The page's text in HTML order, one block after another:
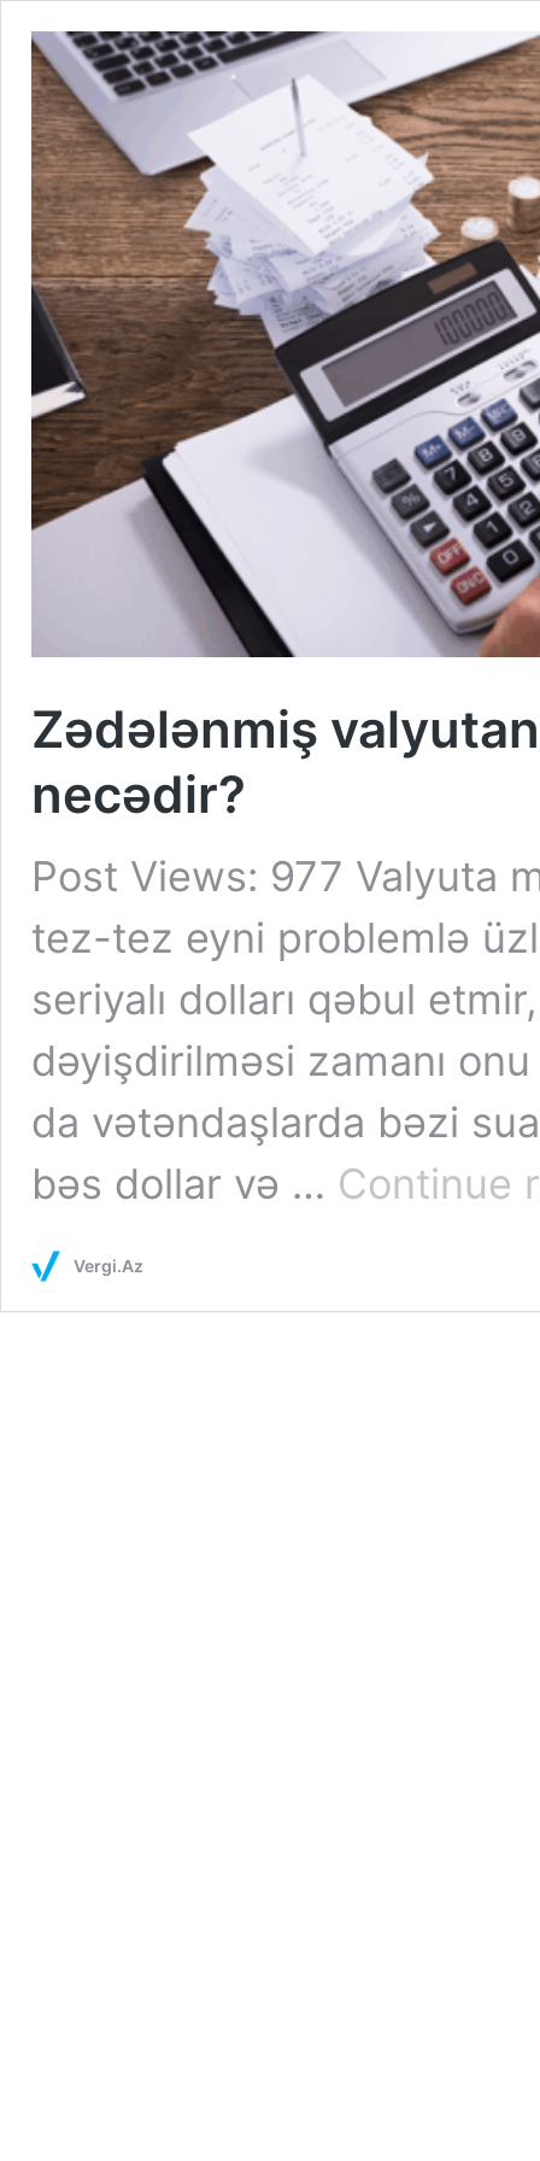
Zədələnmiş
necədir?
Post Views: 977 Valyuta
tez-tez eyni problemlə
seriyalı dolları qəbul
dəyişdirilməsi zamanı
da vətəndaşlarda bəzi
bəs dollar və … Continue
Vergi.Az